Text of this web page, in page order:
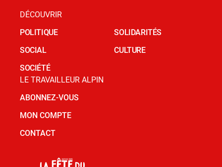
DÉCOUVRIR
POLITIQUE
SOCIAL
SOCIÉTÉ
SOLIDARITÉS
CULTURE
LE TRAVAILLEUR ALPIN
ABONNEZ-VOUS
MON COMPTE
CONTACT